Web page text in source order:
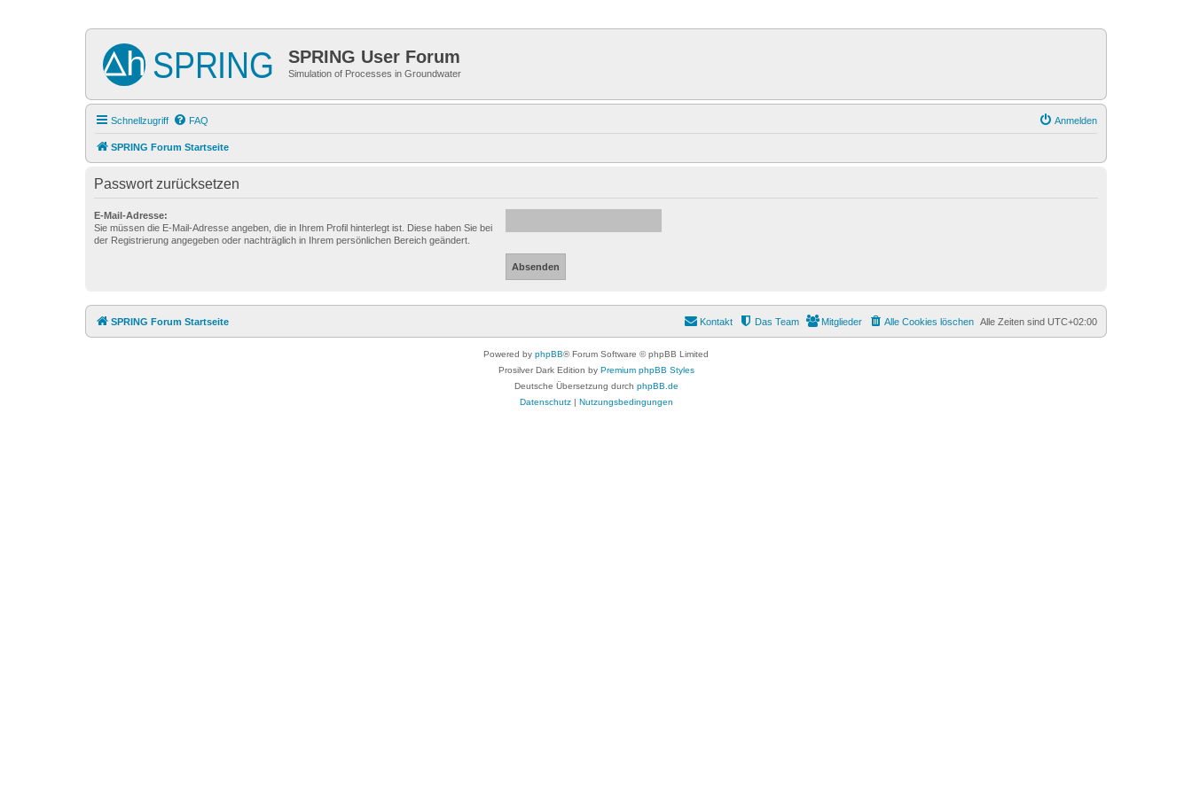
SPRING User Forum
Simulation of Processes in Groundwater
Schnellzugriff FAQ Anmelden
SPRING Forum Startseite
Passwort zurücksetzen
E-Mail-Adresse:
Sie müssen die E-Mail-Adresse angeben, die in Ihrem Profil hinterlegt ist. Diese haben Sie bei
der Registrierung angegeben oder nachträglich in Ihrem persönlichen Bereich geändert.
SPRING Forum Startseite Alle Zeiten sind UTC+02:00
Alle Cookies löschen
Mitglieder
Das Team
Kontakt
Powered by phpBB® Forum Software © phpBB Limited
Prosilver Dark Edition by Premium phpBB Styles
Deutsche Übersetzung durch phpBB.de
Datenschutz| Nutzungsbedingungen